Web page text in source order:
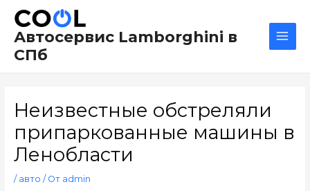
содержимому
Автосервис Lamborghini в
СПб
Неизвестные обстреляли
припаркованные машины в
Ленобласти
/ авто / От admin
по
записям